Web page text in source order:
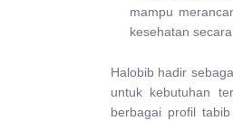
mampu
kesehatan
Halobib hadir
untuk kebutuhan
berbagai profil